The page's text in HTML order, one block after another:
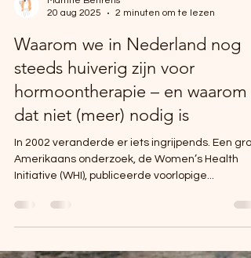
2 minuten om te lezen
Waarom we in Nederland nog
steeds huiverig zijn voor
hormoontherapie – en waarom
dat niet (meer) nodig is
In 2002 veranderde er iets ingrijpends. Een
Amerikaans onderzoek, de Women’s Health